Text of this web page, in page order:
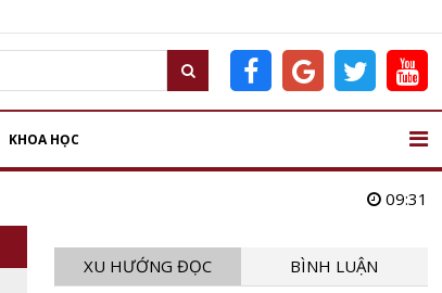
KHOA HỌC
09:31
XU HƯỚNG ĐỌC BÌNH LUẬN